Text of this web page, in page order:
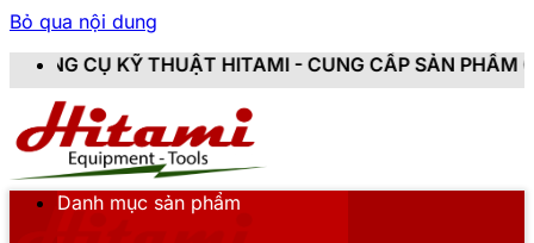
Bỏ qua nội dung
HITAMI - CUNG CẤP SẢN PHẨM CHÍNH HÃNG,
Danh mục sản phẩm